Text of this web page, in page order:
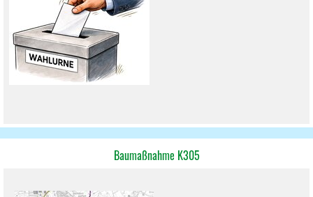
Baumaßnahme K305